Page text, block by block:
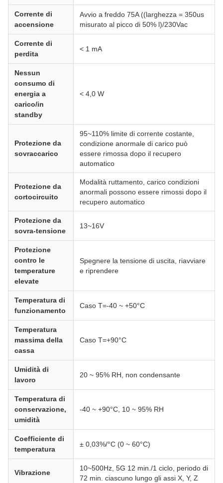
Corrente di
accensione
Avvio a freddo 75A ((larghezza = 350us
misurato al picco di 50% l)/230Vac
Corrente di
perdita
< 1 mA
Nessun
consumo di
energia a
carico/in
standby
< 4,0 W
Protezione da
sovraccarico
95~110% limite di corrente costante,
condizione anormale di carico può
essere rimossa dopo il recupero
automatico
Protezione da
cortocircuito
Modalità ruttamento, carico condizioni
anormali possono essere rimossi dopo il
recupero automatico
Protezione da
sovra-tensione
13~16V
Protezione
contro le
temperature
elevate
Spegnere la tensione di uscita, riavviare
e riprendere
Temperatura di
funzionamento
Caso T=-40 ~ +50°C
Temperatura
massima della
cassa
Caso T=+90°C
Umidità di
lavoro
20 ~ 95% RH, non condensante
Temperatura di
conservazione,
umidità
-40 ~ +90°C, 10 ~ 95% RH
Coefficiente di
temperatura
± 0,03%/°C (0 ~ 60°C)
Vibrazione
10~500Hz, 5G 12 min./1 ciclo, periodo di
72 min. ciascuno lungo gli assi X, Y, Z